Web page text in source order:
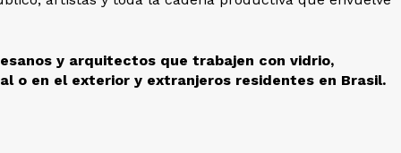
y arquitectos que trabajen con vidrio,
o en el exterior y extranjeros residentes en Brasil.